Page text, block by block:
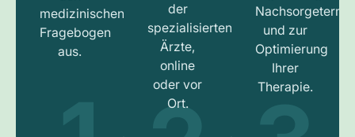
medizinischen
Fragebogen
aus.
der
spezialisierten
Ärzte,
online
oder vor
Ort.
und zur
Optimierung
Ihrer
Therapie.